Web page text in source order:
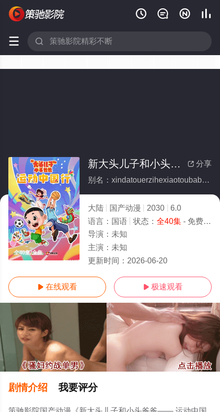
   
 
全40集/全集
 分享
新大头儿子和小头爸爸—— 运动中国行(全集)
别名：xindatouerzihexiaotoubabayundongzhongguoxing
大陆 国产动漫 2030
6.0
语言： 国语 状态： 全40集- 免费在线观看
导演： 未知
主演： 未知
更新时间： 2026-06-20
 在线观看  极速观看
剧情介绍 我要评分